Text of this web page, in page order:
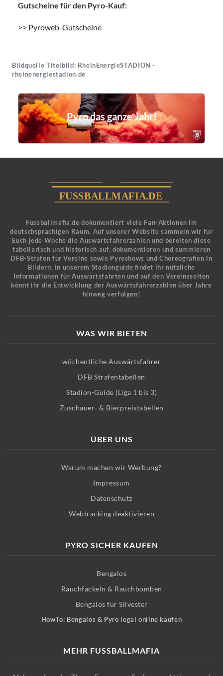
Gutscheine für den Pyro-Kauf:
>> Pyroweb-Gutscheine
Bildquelle Titelbild: RheinEnergieSTADION -
rheinenergiestadion.de
Pyro das ganze Jahr!
Fussballmafia.de dokumentiert viele Fan-Aktionen im
deutschsprachigen Raum. Auf unserer Website sammeln wir für
Euch jede Woche die Auswärtsfahrerzahlen und bereiten diese
tabellarisch und historisch auf, dokumentieren und summieren
DFB-Strafen für Vereine sowie Pyroshows und Choreografien in
Bildern. In unserem Stadionguide findet ihr nützliche
Informationen für Auswärtsfahrten und auf den Vereinsseiten
könnt ihr die Entwicklung der Auswärtsfahrerzahlen über Jahre
hinweg verfolgen!
WAS WIR BIETEN
wöchentliche Auswärtsfahrer
DFB Strafentabellen
Stadion-Guide (Liga 1 bis 3)
Zuschauer- & Bierpreistabellen
ÜBER UNS
Warum machen wir Werbung?
Impressum
Datenschutz
Webtracking deaktivieren
PYRO SICHER KAUFEN
Bengalos
Rauchfackeln & Rauchbomben
Bengalos für Silvester
HowTo: Bengalos & Pyro legal online kaufen
MEHR FUSSBALLMAFIA